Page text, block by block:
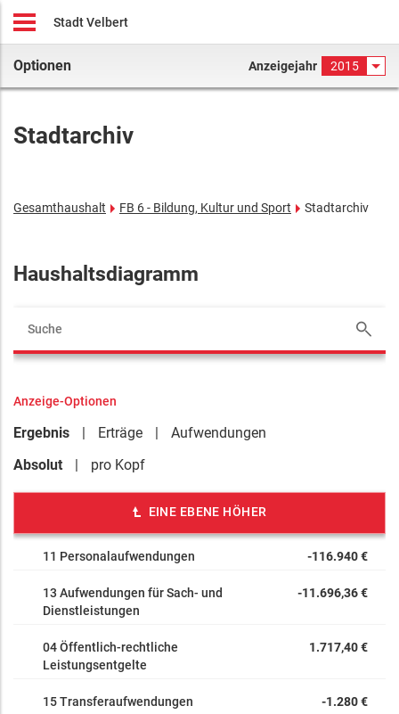
Stadt Velbert
Optionen Anzeigejahr 2015
Stadtarchiv
Gesamthaushalt FB 6 - Bildung, Kultur und Sport Stadtarchiv
Haushaltsdiagramm
Anzeige-Optionen
Ergebnis Erträge
Aufwendungen
Absolut
pro Kopf
EINE EBENE HÖHER
11 Personalaufwendungen -116.940 €
13 Aufwendungen für Sach- und
Dienstleistungen
-11.696,36 €
04 Öffentlich-rechtliche
Leistungsentgelte
1.717,40 €
15 Transferaufwendungen -1.280 €